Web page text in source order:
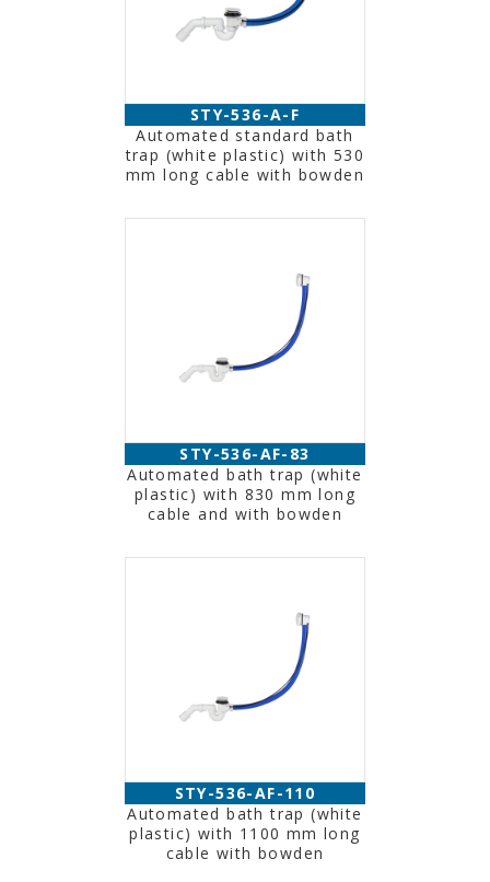
STY-536-A-F
Automated standard bath
trap (white plastic) with 530
mm long cable with bowden
STY-536-AF-83
Automated bath trap (white
plastic) with 830 mm long
cable and with bowden
STY-536-AF-110
Automated bath trap (white
plastic) with 1100 mm long
cable with bowden